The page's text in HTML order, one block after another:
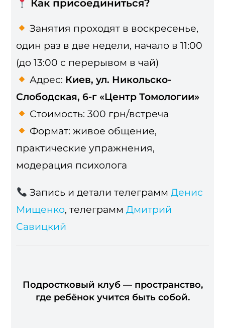
Как присоединиться?
Занятия проходят в воскресенье,
один раз в две недели, начало в 11:00
(до 13:00 с перерывом в чай)
Адрес: Киев, ул. Никольско-
Слободская, 6-г «Центр Томологии»
Стоимость: 300 грн/встреча
Формат: живое общение,
практические упражнения,
модерация психолога
Запись и детали телеграммДенис
Мищенко, телеграммДмитрий
Савицкий
Подростковый клуб — пространство,
где ребёнок учится быть собой.